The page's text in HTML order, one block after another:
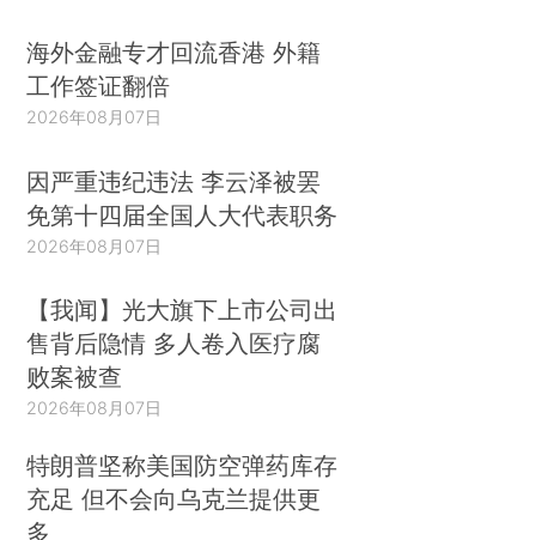
海外金融专才回流香港 外籍
工作签证翻倍
2026年08月07日
因严重违纪违法 李云泽被罢
免第十四届全国人大代表职务
2026年08月07日
【我闻】光大旗下上市公司出
售背后隐情 多人卷入医疗腐
败案被查
2026年08月07日
特朗普坚称美国防空弹药库存
充足 但不会向乌克兰提供更
多